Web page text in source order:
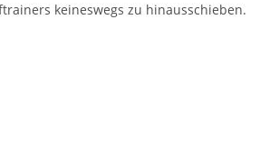
keineswegs zu hinausschieben.